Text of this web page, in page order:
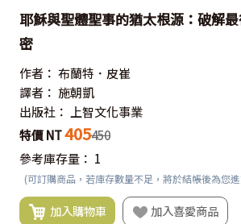
耶穌與聖體聖事的猶太根源：破解
密
作者： 布蘭特．皮崔
譯者： 施朝凱
出版社： 上智文化事業
特價 NT405450
參考庫存量： 1
(可訂購商品，若庫存數量不足，將於結帳後為您
加入購物車 加入喜愛商品